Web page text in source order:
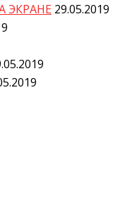
ЭКРАНЕ 29.05.2019